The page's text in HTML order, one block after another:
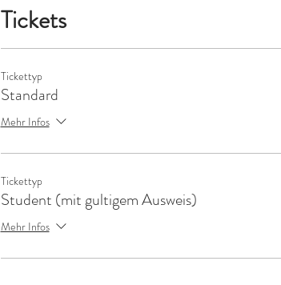
Tickets
Tickettyp
Standard
Mehr Infos
Tickettyp
Student (mit gultigem Ausweis)
Mehr Infos